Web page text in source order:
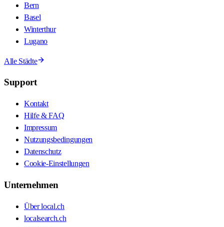
Bern
Basel
Winterthur
Lugano
Alle Städte
Support
Kontakt
Hilfe & FAQ
Impressum
Nutzungsbedingungen
Datenschutz
Cookie-Einstellungen
Unternehmen
Über local.ch
localsearch.ch